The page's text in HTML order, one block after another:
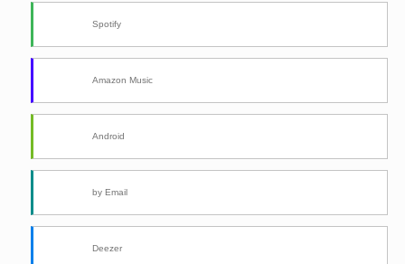
Spotify
Amazon Music
Android
by Email
Deezer